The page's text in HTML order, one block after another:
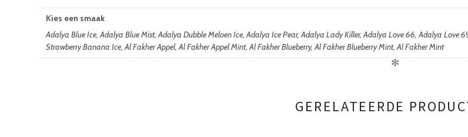
Kies een smaak
Adalya Blue Ice, Adalya Blue Mist, Adalya Dubble Meloen Ice, Adalya Ice Pear, Adalya Lady Killer, Adalya Love 66, Adalya
Strawberry Banana Ice, Al Fakher Appel, Al Fakher Appel Mint, Al Fakher Blueberry, Al Fakher Blueberry Mint, Al Fakher Mint
✻
GERELATEERDE